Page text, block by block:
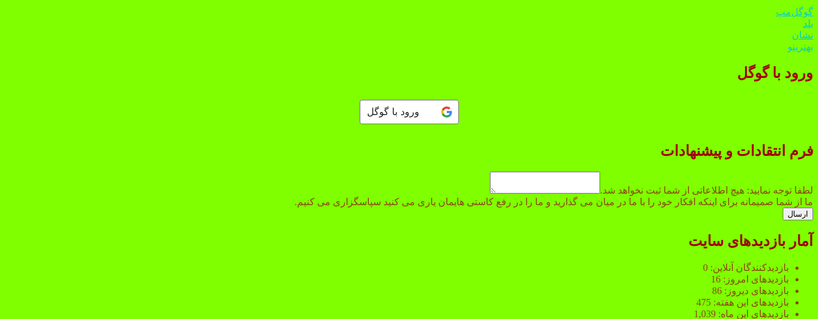
گوگل‌مپ
بلد
نشان
بهترینو
ورود با گوگل
ورود با گوگل
فرم انتقادات و پیشنهادات
از
نخواهد
لطفا توجه نمایید: هیچ اطلاعاتی از شما ثبت نخواهد شد.
ما از شما صمیمانه برای اینکه افکار خود را با ما در میان می گذارید و ما را در رفع کاستی هایمان یاری می کنید سپاسگزاری می کنیم.
ارسال
آمار بازدیدهای سایت
بازدیدکنندگان آنلاین: 0
بازدیدهای امروز: 16
بازدیدهای دیروز: 86
بازدیدهای این هفته: 475
بازدیدهای این ماه: 1,039